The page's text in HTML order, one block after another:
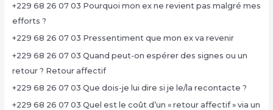
+229 68 26 07 03 Pourquoi mon ex ne revient pas malgré mes
efforts ?
+229 68 26 07 03 Pressentiment que mon ex va revenir
+229 68 26 07 03 Quand peut-on espérer des signes ou un
retour ? Retour affectif
+229 68 26 07 03 Que dois-je lui dire si je le/la recontacte ?
+229 68 26 07 03 Quel est le coût d’un « retour affectif » via un